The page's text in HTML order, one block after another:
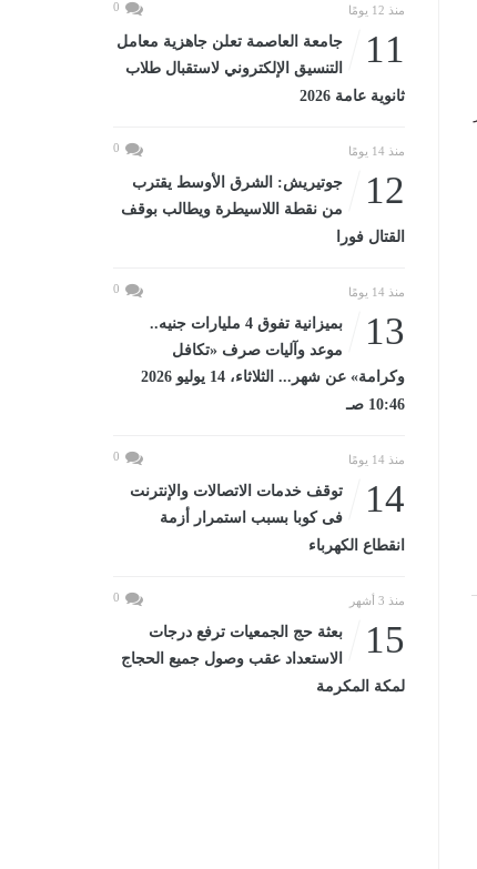
منذ 12 يومًا 0
11
جامعة العاصمة تعلن جاهزية معامل
التنسيق الإلكتروني لاستقبال طلاب
ثانوية عامة 2026
منذ 14 يومًا 0
12
جوتيريش: الشرق الأوسط يقترب
من نقطة اللاسيطرة ويطالب بوقف
القتال فورا
منذ 14 يومًا 0
13
بميزانية تفوق 4 مليارات جنيه..
موعد وآليات صرف «تكافل
وكرامة» عن شهر... الثلاثاء، 14 يوليو 2026
10:46 صـ
منذ 14 يومًا 0
14
توقف خدمات الاتصالات والإنترنت
فى كوبا بسبب استمرار أزمة
انقطاع الكهرباء
منذ 3 أشهر 0
15
بعثة حج الجمعيات ترفع درجات
الاستعداد عقب وصول جميع الحجاج
لمكة المكرمة